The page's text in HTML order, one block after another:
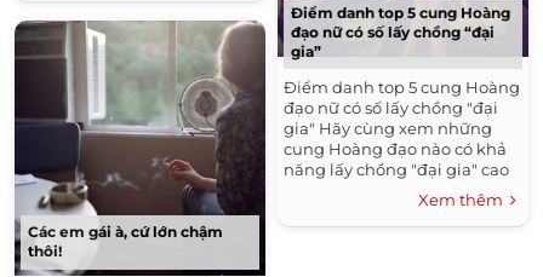
Các em gái à, cứ lớn chậm
thôi!
Điểm danh top 5 cung Hoàng
đạo nữ có số lấy chồng “đại
gia”
Điểm danh top 5 cung Hoàng
đạo nữ có số lấy chồng "đại
gia" Hãy cùng xem những
cung Hoàng đạo nào có khả
năng lấy chồng "đại gia" cao
Xem thêm